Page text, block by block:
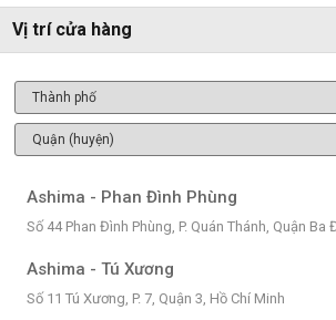
Vị trí cửa hàng
Ashima - Phan Đình Phùng
Số 44 Phan Đình Phùng, P. Quán Thánh, Quận Ba
Ashima - Tú Xương
Số 11 Tú Xương, P. 7, Quận 3, Hồ Chí Minh